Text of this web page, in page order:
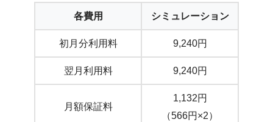
各費用 シミュレーション
初月分利用料 9,240円
翌月利用料 9,240円
月額保証料
1,132円
（566円×2）